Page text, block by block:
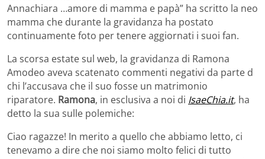
Annachiara …amore di mamma e papà” ha scritto la neo
mamma che durante la gravidanza ha postato
continuamente foto per tenere aggiornati i suoi fan.
La scorsa estate sul web, la gravidanza di Ramona
Amodeo aveva scatenato commenti negativi da parte d
chi l’accusava che il suo fosse un matrimonio
riparatore. Ramona, in esclusiva a noi di IsaeChia.it, ha
detto la sua sulle polemiche:
Ciao ragazze! In merito a quello che abbiamo letto, ci
tenevamo a dire che noi siamo molto felici di tutto